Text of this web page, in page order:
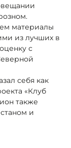
материалы
из лучших в
с
себя как
«Клуб
также
и